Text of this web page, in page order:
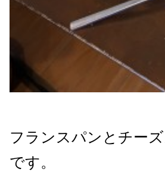
フランスパンとチー
です。